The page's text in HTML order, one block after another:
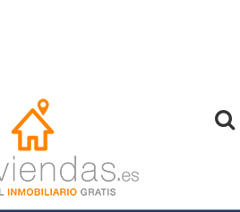
Soria Soria